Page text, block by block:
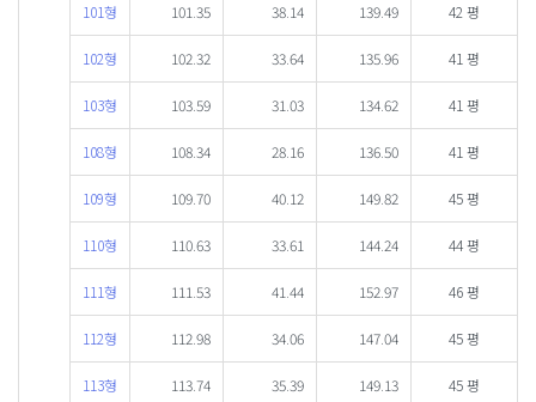
101형 101.35 38.14 139.49 42 평
102형 102.32 33.64 135.96 41 평
103형 103.59 31.03 134.62 41 평
108형 108.34 28.16 136.50 41 평
109형 109.70 40.12 149.82 45 평
110형 110.63 33.61 144.24 44 평
111형 111.53 41.44 152.97 46 평
112형 112.98 34.06 147.04 45 평
113형 113.74 35.39 149.13 45 평